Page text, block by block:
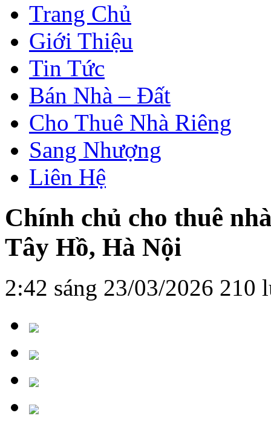
Trang Chủ
Giới Thiệu
Tin Tức
Bán Nhà – Đất
Cho Thuê Nhà Riêng
Sang Nhượng
Liên Hệ
Chính chủ cho thuê
Tây Hồ, Hà Nội
2:42 sáng 23/03/2026 210